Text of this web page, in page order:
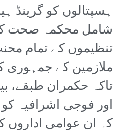
ہسپتالوں کو گرینڈ
شامل محکمہ صحت
تنظیموں کے تمام
ملازمین کے جمہوری
تاکہ حکمران طبقے،
اور فوجی اشرافیہ
کہ ان عوامی اداروں